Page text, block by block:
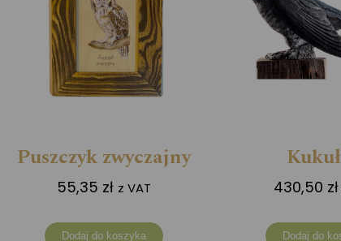
Puszczyk zwyczajny
55,35 zł z VAT
Dodaj do koszyka
430,50 zł
Dodaj do